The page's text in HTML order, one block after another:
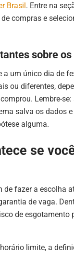
Brasil. Entre na
compras e
sobre
a um único dia de
ou diferentes,
Lembre-
salva os dados
alguma.
se
de fazer a escolha
de vaga.
de esgotamento
limite, a